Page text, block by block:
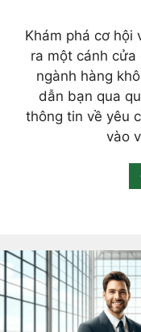
Khám phá cơ hội
ra một cánh
ngành hàng
dẫn bạn qua
thông tin về yêu
vào